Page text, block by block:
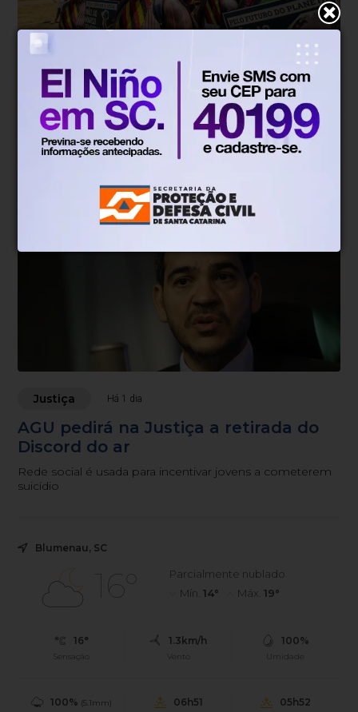
Justiça Há 1 dia
STF julga recursos contra partes da
decisão que anulou marco temporal
Julgamento virtual já conta com três dos dez votos
Justiça Há 1 dia
AGU pedirá na Justiça a retirada do
Discord do ar
Rede social é usada para incentivar jovens a cometerem
suicídio
Blumenau, SC
16°
Parcialmente nublado
Mín. 14° Máx. 19°
16°
Sensação
1.3km/h
Vento
100%
Umidade
100% (5.1mm)
06h51 05h52